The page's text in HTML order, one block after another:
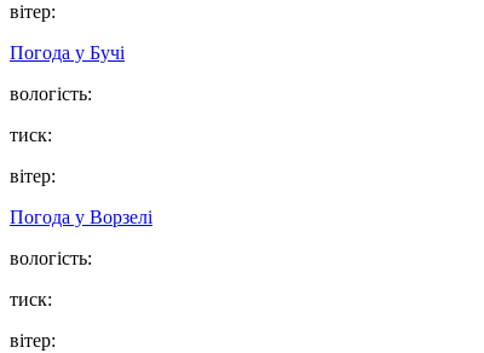
вітер:
Погода у Бучі
вологість:
тиск:
вітер:
Погода у Ворзелі
вологість:
тиск:
вітер: